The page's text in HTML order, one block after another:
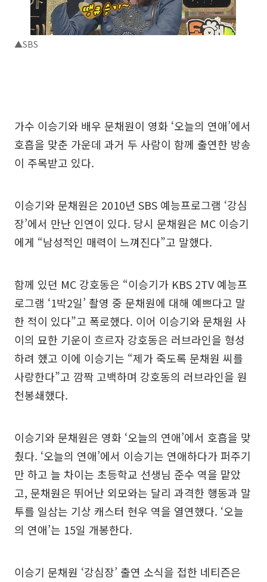
▲SBS
가수 이승기와 배우 문채원이 영화 ‘오늘의 연애’에서
호흡을 맞춘 가운데 과거 두 사람이 함께 출연한 방송
이 주목받고 있다.
이승기와 문채원은 2010년 SBS 예능프로그램 ‘강심
장’에서 만난 인연이 있다. 당시 문채원은 MC 이승기
에게 “남성적인 매력이 느껴진다”고 말했다.
함께 있던 MC 강호동은 “이승기가 KBS 2TV 예능프
로그램 ‘1박2일’ 촬영 중 문채원에 대해 예쁘다고 말
한 적이 있다”고 폭로했다. 이어 이승기와 문채원 사
이의 묘한 기운이 흐르자 강호동은 러브라인을 형성
하려 했고 이에 이승기는 “제가 죽도록 문채원 씨를
사랑한다”고 깜짝 고백하며 강호동의 러브라인을 원
천봉쇄했다.
이승기와 문채원은 영화 ‘오늘의 연애’에서 호흡을 맞
췄다. ‘오늘의 연애’에서 이승기는 연애하다가 퍼주기
만 하고 늘 차이는 초등학교 선생님 준수 역을 맡았
고, 문채원은 뛰어난 외모와는 달리 과격한 행동과 말
투를 일삼는 기상 캐스터 현우 역을 열연했다. ‘오늘
의 연애’는 15일 개봉한다.
이승기 문채원 ‘강심장’ 출연 소식을 접한 네티즌은